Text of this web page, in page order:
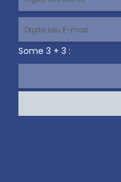
Some 3 + 3 :